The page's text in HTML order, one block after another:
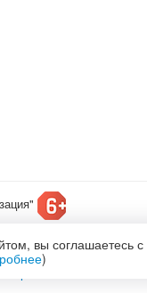
вы соглашаетесь с
)